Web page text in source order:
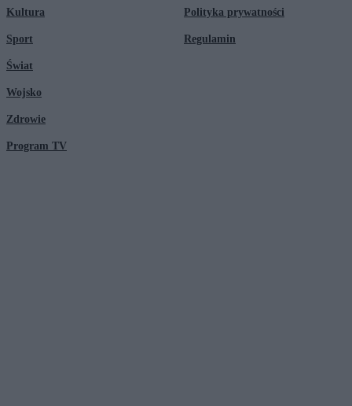
Kultura
Sport
Świat
Wojsko
Zdrowie
Program TV
Polityka prywatności
Regulamin